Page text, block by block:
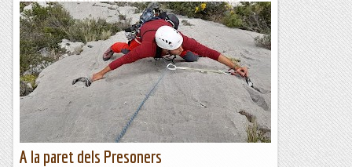
(Font Ferrera)
***Sort que els pioners del lloc just penjaven al cintu uns
tascons, claus i falques, i algun que altre friend. Segur que
amb els artefactes d'ara la cosa encara, si cap,...
Roca i neu
A la paret dels Presoners